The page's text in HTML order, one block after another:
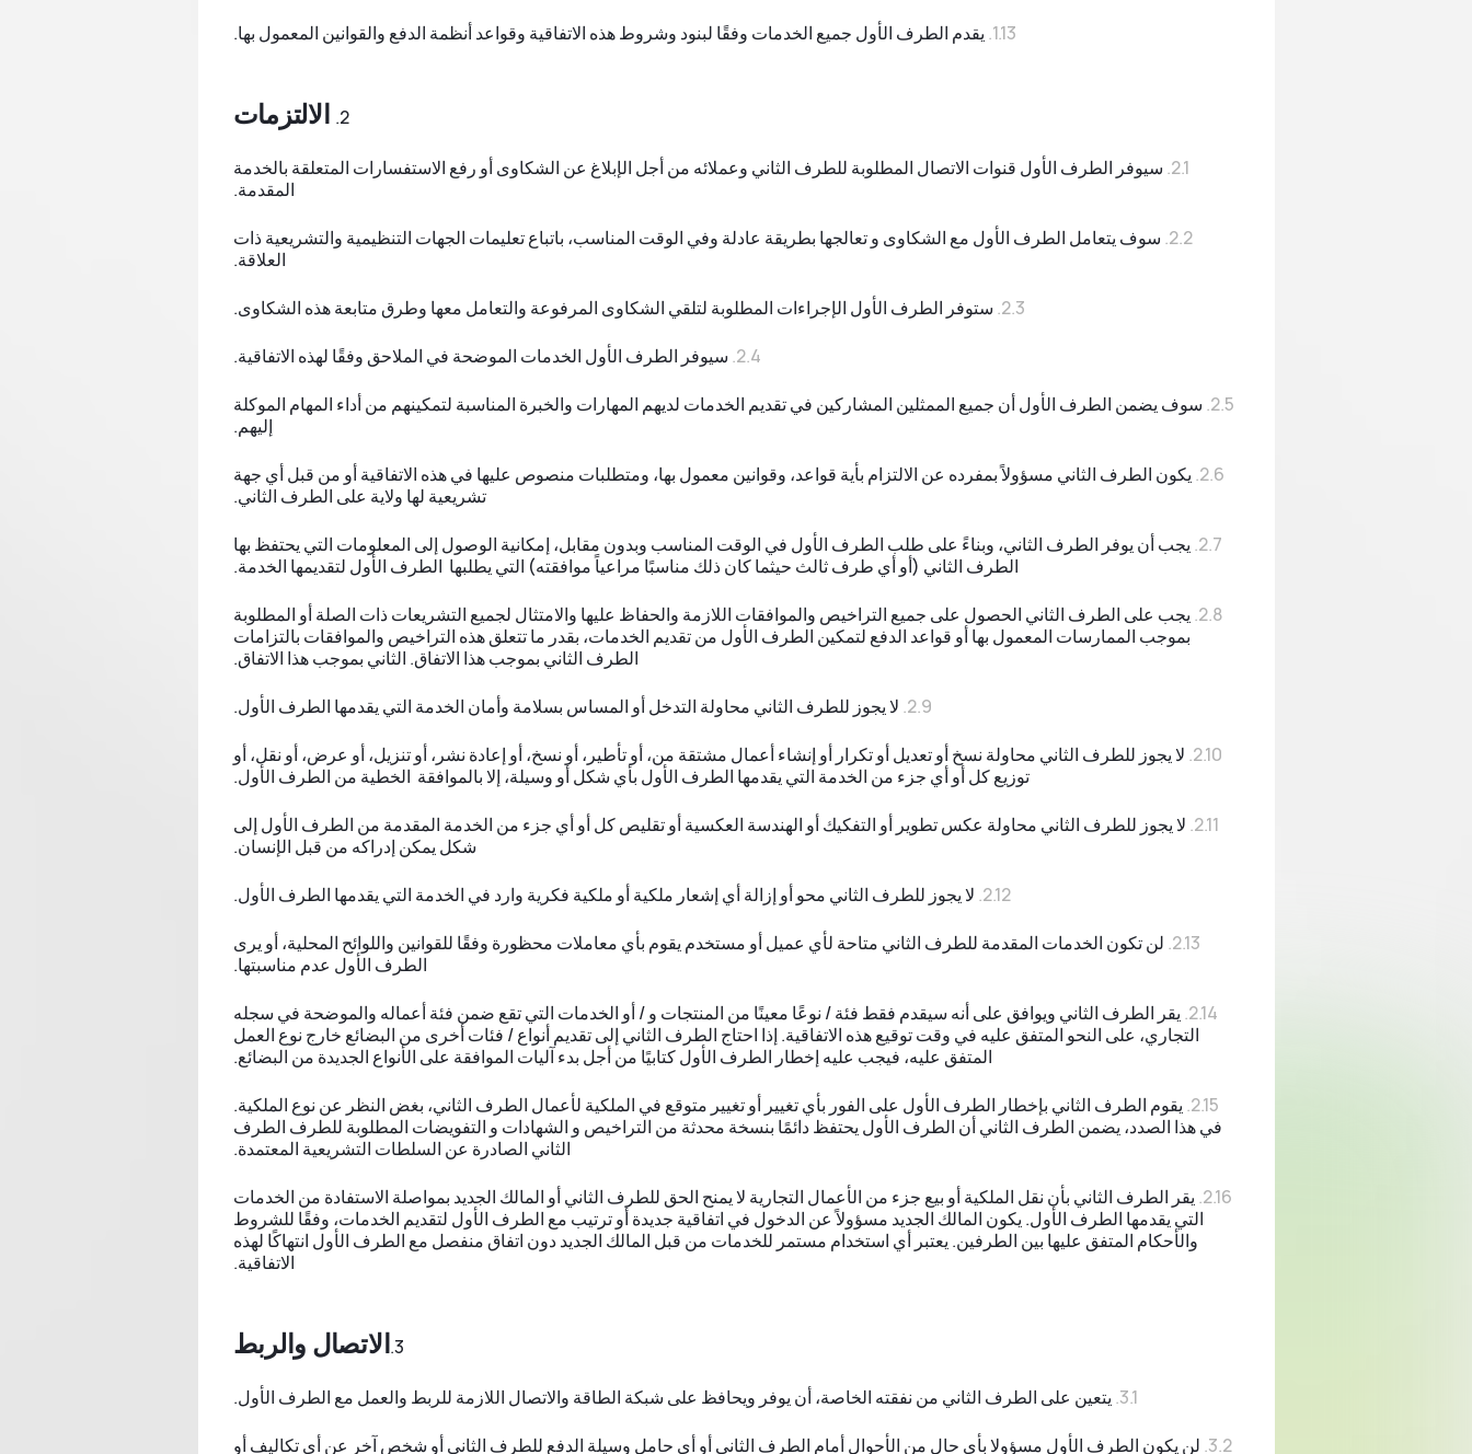
يقدم الطرف الأول جميع الخدمات وفقًا لبنود وشروط هذه الاتفاقية وقواعد أنظمة الدفع والقوانين المعمول بها.
الالتزمات
سيوفر الطرف الأول قنوات الاتصال المطلوبة للطرف الثاني وعملائه من أجل الإبلاغ عن الشكاوى أو رفع الاستفسارات المتعلقة بالخدمة
المقدمة.
سوف يتعامل الطرف الأول مع الشكاوى و تعالجها بطريقة عادلة وفي الوقت المناسب، باتباع تعليمات الجهات التنظيمية والتشريعية ذات
العلاقة.
ستوفر الطرف الأول الإجراءات المطلوبة لتلقي الشكاوى المرفوعة والتعامل معها وطرق متابعة هذه الشكاوى.
سيوفر الطرف الأول الخدمات الموضحة في الملاحق وفقًا لهذه الاتفاقية.
سوف يضمن الطرف الأول أن جميع الممثلين المشاركين في تقديم الخدمات لديهم المهارات والخبرة المناسبة لتمكينهم من أداء المهام الموكلة
إليهم.
يكون الطرف الثاني مسؤولاً بمفرده عن الالتزام بأية قواعد، وقوانين معمول بها، ومتطلبات منصوص عليها في هذه الاتفاقية أو من قبل أي جهة
تشريعية لها ولاية على الطرف الثاني.
يجب أن يوفر الطرف الثاني، وبناءً على طلب الطرف الأول في الوقت المناسب وبدون مقابل، إمكانية الوصول إلى المعلومات التي يحتفظ بها
الطرف الثاني (أو أي طرف ثالث حيثما كان ذلك مناسبًا مراعياً موافقته) التي يطلبها الطرف الأول لتقديمها الخدمة.
يجب على الطرف الثاني الحصول على جميع التراخيص والموافقات اللازمة والحفاظ عليها والامتثال لجميع التشريعات ذات الصلة أو المطلوبة
بموجب الممارسات المعمول بها أو قواعد الدفع لتمكين الطرف الأول من تقديم الخدمات، بقدر ما تتعلق هذه التراخيص والموافقات بالتزامات
الطرف الثاني بموجب هذا الاتفاق. الثاني بموجب هذا الاتفاق.
لا يجوز للطرف الثاني محاولة التدخل أو المساس بسلامة وأمان الخدمة التي يقدمها الطرف الأول.
لا يجوز للطرف الثاني محاولة نسخ أو تعديل أو تكرار أو إنشاء أعمال مشتقة من، أو تأطير، أو نسخ، أو إعادة نشر، أو تنزيل، أو عرض، أو نقل، أو
توزيع كل أو أي جزء من الخدمة التي يقدمها الطرف الأول بأي شكل أو وسيلة، إلا بالموافقة الخطية من الطرف الأول.
لا يجوز للطرف الثاني محاولة عكس تطوير أو التفكيك أو الهندسة العكسية أو تقليص كل أو أي جزء من الخدمة المقدمة من الطرف الأول إلى
شكل يمكن إدراكه من قبل الإنسان.
لا يجوز للطرف الثاني محو أو إزالة أي إشعار ملكية أو ملكية فكرية وارد في الخدمة التي يقدمها الطرف الأول.
لن تكون الخدمات المقدمة للطرف الثاني متاحة لأي عميل أو مستخدم يقوم بأي معاملات محظورة وفقًا للقوانين واللوائح المحلية، أو يرى
الطرف الأول عدم مناسبتها.
يقر الطرف الثاني ويوافق على أنه سيقدم فقط فئة / نوعًا معينًا من المنتجات و / أو الخدمات التي تقع ضمن فئة أعماله والموضحة في سجله
التجاري، على النحو المتفق عليه في وقت توقيع هذه الاتفاقية. إذا احتاج الطرف الثاني إلى تقديم أنواع / فئات أخرى من البضائع خارج نوع العمل
المتفق عليه، فيجب عليه إخطار الطرف الأول كتابيًا من أجل بدء آليات الموافقة على الأنواع الجديدة من البضائع.
يقوم الطرف الثاني بإخطار الطرف الأول على الفور بأي تغيير أو تغيير متوقع في الملكية لأعمال الطرف الثاني، بغض النظر عن نوع الملكية.
في هذا الصدد، يضمن الطرف الثاني أن الطرف الأول يحتفظ دائمًا بنسخة محدثة من التراخيص و الشهادات و التفويضات المطلوبة للطرف الطرف
الثاني الصادرة عن السلطات التشريعية المعتمدة.
يقر الطرف الثاني بأن نقل الملكية أو بيع جزء من الأعمال التجارية لا يمنح الحق للطرف الثاني أو المالك الجديد بمواصلة الاستفادة من الخدمات
التي يقدمها الطرف الأول. يكون المالك الجديد مسؤولاً عن الدخول في اتفاقية جديدة أو ترتيب مع الطرف الأول لتقديم الخدمات، وفقًا للشروط
والأحكام المتفق عليها بين الطرفين. يعتبر أي استخدام مستمر للخدمات من قبل المالك الجديد دون اتفاق منفصل مع الطرف الأول انتهاكًا لهذه
الاتفاقية.
الاتصال والربط
يتعين على الطرف الثاني من نفقته الخاصة، أن يوفر ويحافظ على شبكة الطاقة والاتصال اللازمة للربط والعمل مع الطرف الأول.
لن يكون الطرف الأول مسؤولا بأي حال من الأحوال أمام الطرف الثاني أو أي حامل وسيلة الدفع للطرف الثاني أو شخص آخر عن أي تكاليف أو